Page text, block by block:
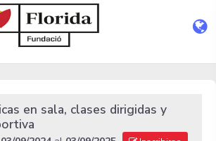
en sala, clases dirigidas y